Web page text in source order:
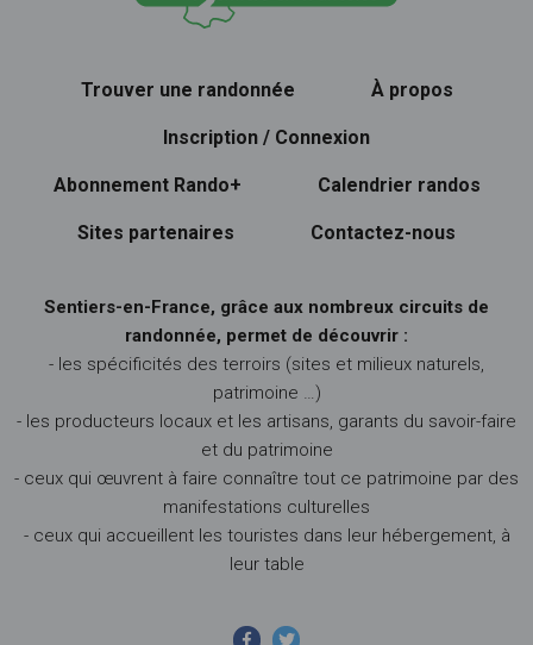
Trouver une randonnée À propos
Inscription / Connexion
Abonnement Rando+ Calendrier randos
Sites partenaires Contactez-nous
Sentiers-en-France, grâce aux nombreux circuits de
randonnée, permet de découvrir :
- les spécificités des terroirs (sites et milieux naturels,
patrimoine …)
- les producteurs locaux et les artisans, garants du savoir-faire
et du patrimoine
- ceux qui œuvrent à faire connaître tout ce patrimoine par des
manifestations culturelles
- ceux qui accueillent les touristes dans leur hébergement, à
leur table